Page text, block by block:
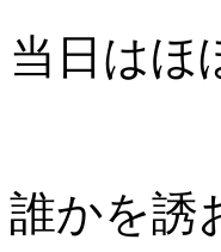
当日はほ
誰かを誘